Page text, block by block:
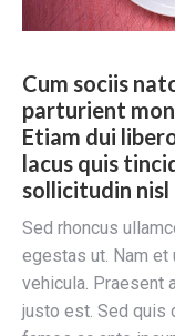
Cum sociis
parturient
Etiam dui
lacus quis
sollicitudin
Sed rhoncus
egestas ut. Nam et
vehicula. Praesent
justo est. Sed quis